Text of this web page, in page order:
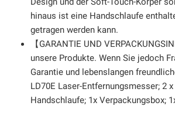
hinaus ist eine Handschlaufe
getragen werden kann.
【GARANTIE UND
unsere Produkte. Wenn Sie jedoch
Garantie und lebenslangen
LD70E Laser-Entfernungsmesser; 2
Handschlaufe; 1x Verpackungsbox;